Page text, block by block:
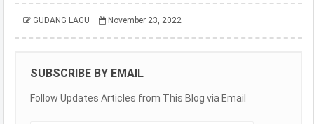
GUDANG LAGU November 23, 2022
SUBSCRIBE BY EMAIL
Follow Updates Articles from This Blog via Email